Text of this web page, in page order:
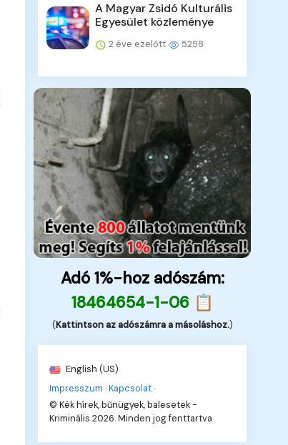
A Magyar Zsidó Kulturális
Egyesület közleménye
2 éve ezelőtt 5298
Adó 1%-hoz adószám:
18464654-1-06 📋
(Kattintson az adószámra a másoláshoz.)
English (US)
Impresszum ·Kapcsolat ·
© Kék hírek, bűnügyek, balesetek -
Kriminális 2026. Minden jog fenttartva